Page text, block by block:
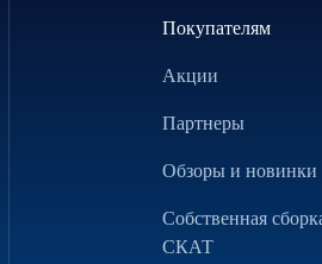
Покупателям
Акции
Партнеры
Обзоры и новинки
Собственная
СКАТ